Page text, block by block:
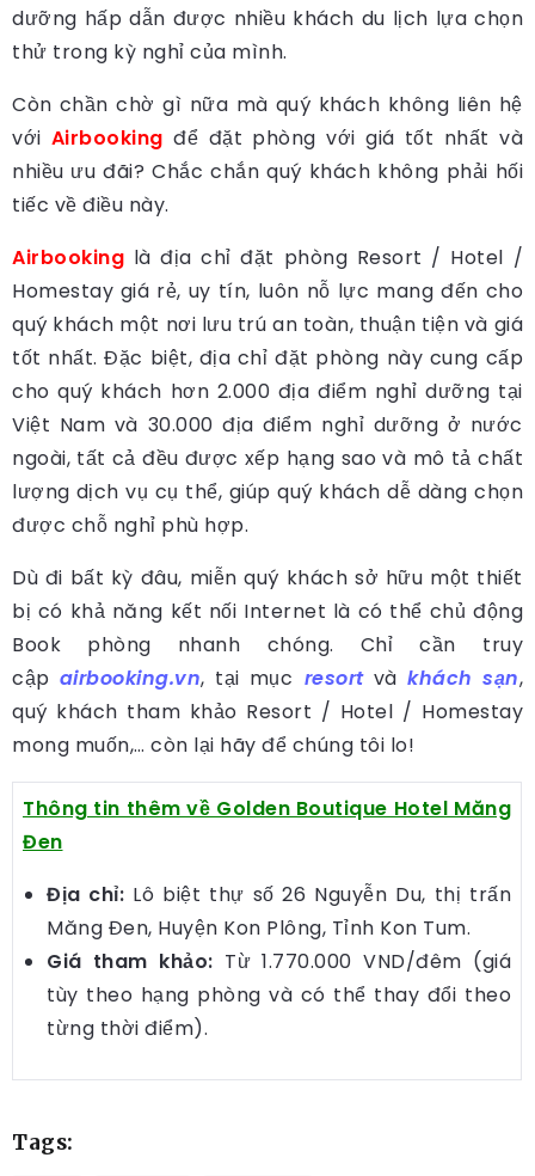
dưỡng hấp dẫn được nhiều khách du lịch lựa chọn
thử trong kỳ nghỉ của mình.
Còn chần chờ gì nữa mà quý khách không liên hệ
với Airbooking để đặt phòng với giá tốt nhất và
nhiều ưu đãi? Chắc chắn quý khách không phải hối
tiếc về điều này.
Airbooking là địa chỉ đặt phòng Resort / Hotel /
Homestay giá rẻ, uy tín, luôn nỗ lực mang đến cho
quý khách một nơi lưu trú an toàn, thuận tiện và giá
tốt nhất. Đặc biệt, địa chỉ đặt phòng này cung cấp
cho quý khách hơn 2.000 địa điểm nghỉ dưỡng tại
Việt Nam và 30.000 địa điểm nghỉ dưỡng ở nước
ngoài, tất cả đều được xếp hạng sao và mô tả chất
lượng dịch vụ cụ thể, giúp quý khách dễ dàng chọn
được chỗ nghỉ phù hợp.
Dù đi bất kỳ đâu, miễn quý khách sở hữu một thiết
bị có khả năng kết nối Internet là có thể chủ động
Book phòng nhanh chóng. Chỉ cần truy
cập airbooking.vn, tại mục resortvàkhách sạn,
quý khách tham khảo Resort / Hotel / Homestay
mong muốn,… còn lại hãy để chúng tôi lo!
Thông tin thêm về Golden Boutique Hotel Măng
Đen
Địa chỉ: Lô biệt thự số 26 Nguyễn Du, thị trấn
Măng Đen, Huyện Kon Plông, Tỉnh Kon Tum.
Giá tham khảo: Từ 1.770.000 VND/đêm (giá
tùy theo hạng phòng và có thể thay đổi theo
từng thời điểm).
Tags: